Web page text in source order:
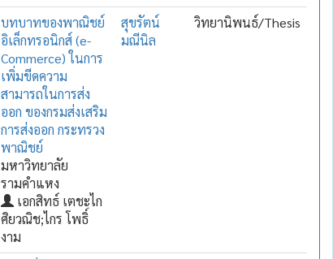
บทบาทของพาณิชย์
อิเล็กทรอนิกส์ (e-
Commerce) ในการ
เพิ่มขีดความ
สามารถในการส่ง
ออก ของกรมส่งเสริม
การส่งออก กระทรวง
พาณิชย์
มหาวิทยาลัย
รามคำแหง
เอกสิทธ์ เตชะไก
ศิยวณิช;ไกร โพธิ์
งาม
สุขรัตน์
มณีนิล
วิทยานิพนธ์/Thesis